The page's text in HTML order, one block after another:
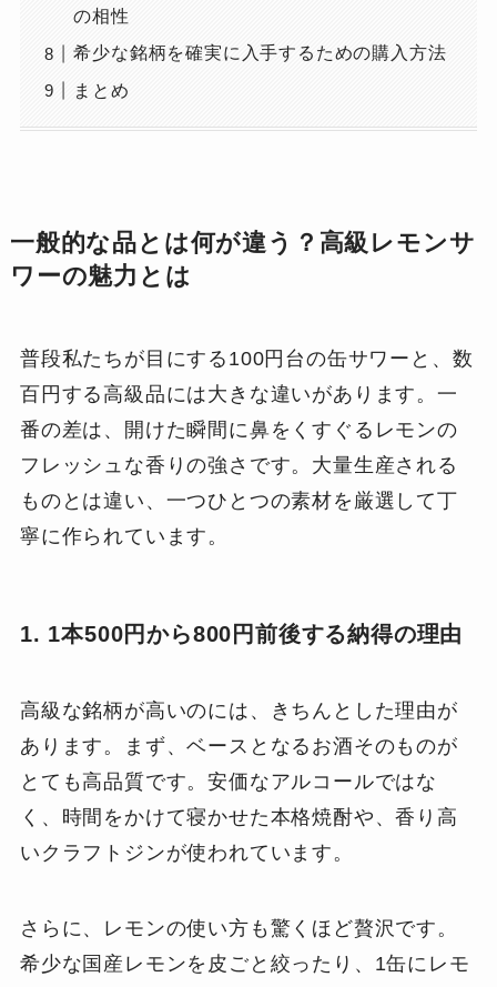
の相性
希少な銘柄を確実に入手するための購入方法
まとめ
一般的な品とは何が違う？高級レモンサ
ワーの魅力とは
普段私たちが目にする100円台の缶サワーと、数
百円する高級品には大きな違いがあります。一
番の差は、開けた瞬間に鼻をくすぐるレモンの
フレッシュな香りの強さです。大量生産される
ものとは違い、一つひとつの素材を厳選して丁
寧に作られています。
1. 1本500円から800円前後する納得の理由
高級な銘柄が高いのには、きちんとした理由が
あります。まず、ベースとなるお酒そのものが
とても高品質です。安価なアルコールではな
く、時間をかけて寝かせた本格焼酎や、香り高
いクラフトジンが使われています。
さらに、レモンの使い方も驚くほど贅沢です。
希少な国産レモンを皮ごと絞ったり、1缶にレモ